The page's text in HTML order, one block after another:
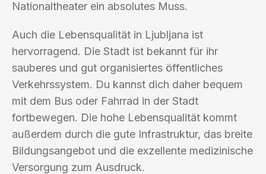
Nationaltheater ein absolutes Muss.
Auch die Lebensqualität in Ljubljana ist
hervorragend. Die Stadt ist bekannt für ihr
sauberes und gut organisiertes öffentliches
Verkehrssystem. Du kannst dich daher bequem
mit dem Bus oder Fahrrad in der Stadt
fortbewegen. Die hohe Lebensqualität kommt
außerdem durch die gute Infrastruktur, das breite
Bildungsangebot und die exzellente medizinische
Versorgung zum Ausdruck.